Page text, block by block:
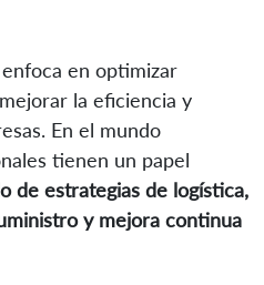
en optimizar
la eficiencia y
En el mundo
tienen un papel
de estrategias de logística,
y mejora continua